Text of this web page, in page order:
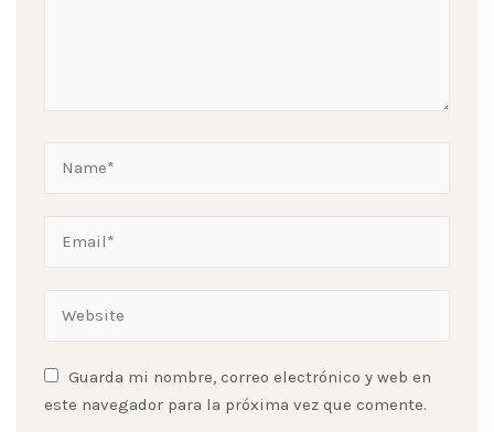
Guarda mi nombre, correo electrónico y web en
este navegador para la próxima vez que comente.